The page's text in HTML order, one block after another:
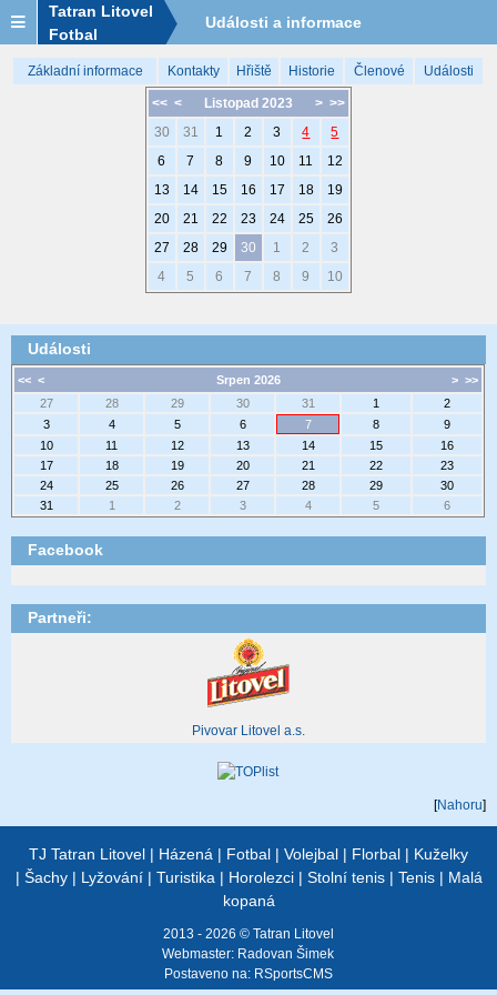
Tatran Litovel
Fotbal
Události a informace
Základní informace Kontakty Hřiště Historie Členové Události
<< < > >>
Listopad 2023
30
31 1 2 3 4
5
6
7 8 9 10 11
12
13
14 15 16 17 18
19
20
21 22 23 24 25
26
27
28 29 30 1 2
3
4
5 6 7 8 9 10
Události
<< < > >>
Srpen 2026
27
28 29 30 31 1
2
3
4 5 6 7 8
9
10
11 12 13 14 15
16
17
18 19 20 21 22
23
24
25 26 27 28 29
30
31
1 2 3 4 5 6
Facebook
Partneři:
Pivovar Litovel a.s.
[Nahoru]
TJ Tatran Litovel | Házená | Fotbal | Volejbal | Florbal | Kuželky
| Šachy| Lyžování| Turistika | Horolezci| Stolní tenis| Tenis| Malá
kopaná
2013 - 2026 © Tatran Litovel
Webmaster: Radovan Šimek
Postaveno na: RSportsCMS